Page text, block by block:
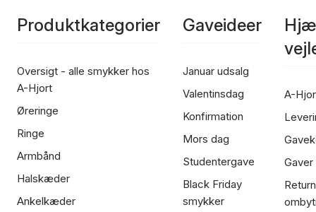
Produktkategorier
Oversigt - alle smykker hos
A-Hjort
Øreringe
Ringe
Armbånd
Halskæder
Ankelkæder
Gaveideer
Januar udsalg
Valentinsdag
Konfirmation
Mors dag
Studentergave
Black Friday
smykker
A-